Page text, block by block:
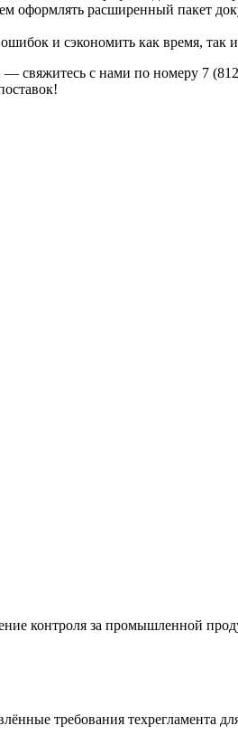
оформлять расширенный пакет
и сэкономить как время, так и
— свяжитесь с нами по номеру 7
контроля за промышленной
требования